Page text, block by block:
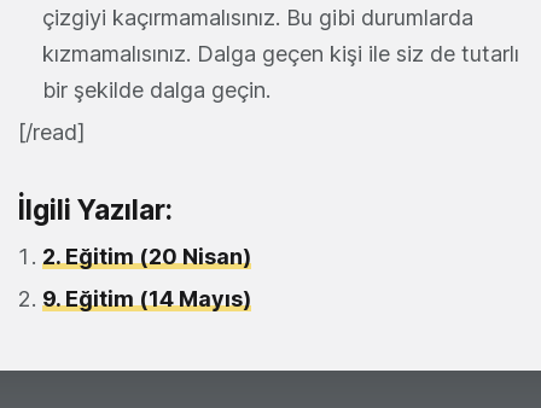
çizgiyi kaçırmamalısınız. Bu gibi durumlarda
kızmamalısınız. Dalga geçen kişi ile siz de tutarlı
bir şekilde dalga geçin.
[/read]
İlgili Yazılar:
2. Eğitim (20 Nisan)
9. Eğitim (14 Mayıs)